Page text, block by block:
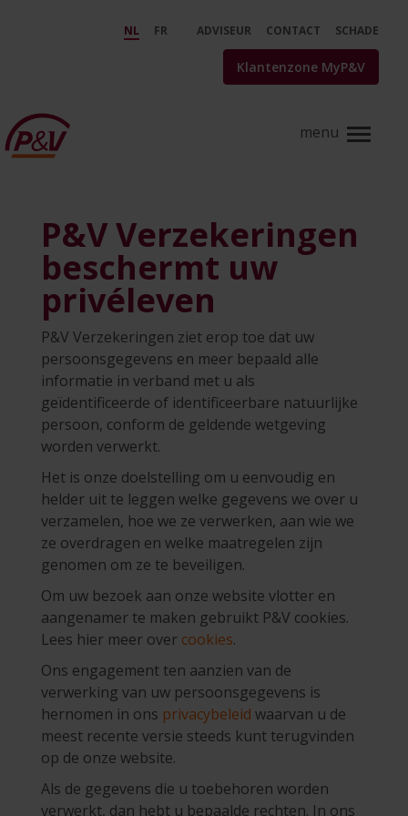
Uw privacy en
NL FR ADVISEUR CONTACT SCHADE
Klantenzone MyP&V
P&V Verzekeringen
beschermt uw
privéleven
P&V Verzekeringen ziet erop toe dat uw
persoonsgegevens en meer bepaald alle
informatie in verband met u als
geïdentificeerde of identificeerbare natuurlijke
persoon, conform de geldende wetgeving
worden verwerkt.
Het is onze doelstelling om u eenvoudig en
helder uit te leggen welke gegevens we over u
verzamelen, hoe we ze verwerken, aan wie we
ze overdragen en welke maatregelen zijn
genomen om ze te beveiligen.
Om uw bezoek aan onze website vlotter en
aangenamer te maken gebruikt P&V cookies.
Lees hier meer over cookies.
Ons engagement ten aanzien van de
verwerking van uw persoonsgegevens is
hernomen in ons privacybeleid waarvan u de
meest recente versie steeds kunt terugvinden
op de onze website.
Als de gegevens die u toebehoren worden
verwerkt, dan hebt u bepaalde rechten. In ons